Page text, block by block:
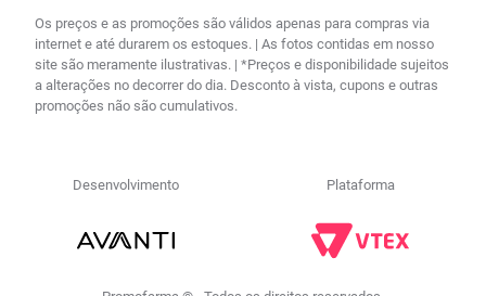
Os preços e as promoções são válidos apenas para compras via
internet e até durarem os estoques. | As fotos contidas em nosso
site são meramente ilustrativas. | *Preços e disponibilidade sujeitos
a alterações no decorrer do dia. Desconto à vista, cupons e outras
promoções não são cumulativos.
Desenvolvimento Plataforma